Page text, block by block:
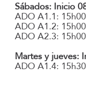
Sábados: Inicio
ADO A1.1:
ADO A1.2:
ADO A2.3:
Martes y jueves:
ADO A1.4: